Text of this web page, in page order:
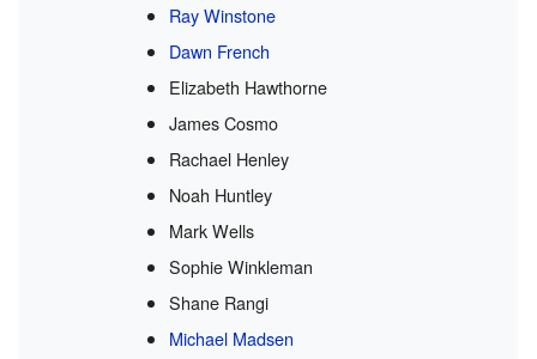
Ray Winstone
Dawn French
Elizabeth Hawthorne
James Cosmo
Rachael Henley
Noah Huntley
Mark Wells
Sophie Winkleman
Shane Rangi
Michael Madsen